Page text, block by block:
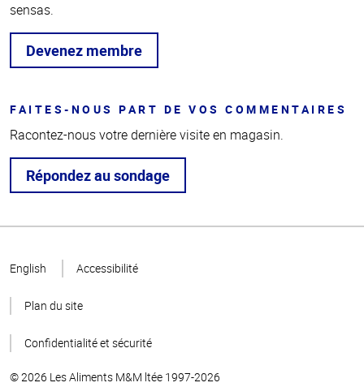
sensas.
Devenez membre
FAITES-NOUS PART DE VOS COMMENTAIRES
Racontez-nous votre dernière visite en magasin.
Répondez au sondage
page
English Accessibilité
Plan du site
Confidentialité et sécurité
© 2026 Les Aliments M&M ltée 1997-2026